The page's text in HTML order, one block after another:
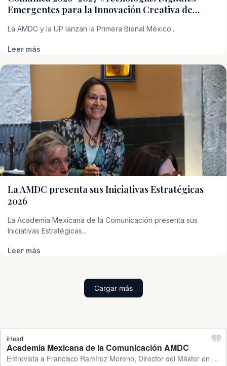
Emergentes para la Innovación Creativa de…
La AMDC y la UP lanzan la Primera Bienal México...
Leer más
La AMDC presenta sus Iniciativas Estratégicas
2026
La Academia Mexicana de la Comunicación presenta sus
Iniciativas Estratégicas...
Leer más
Cargar más